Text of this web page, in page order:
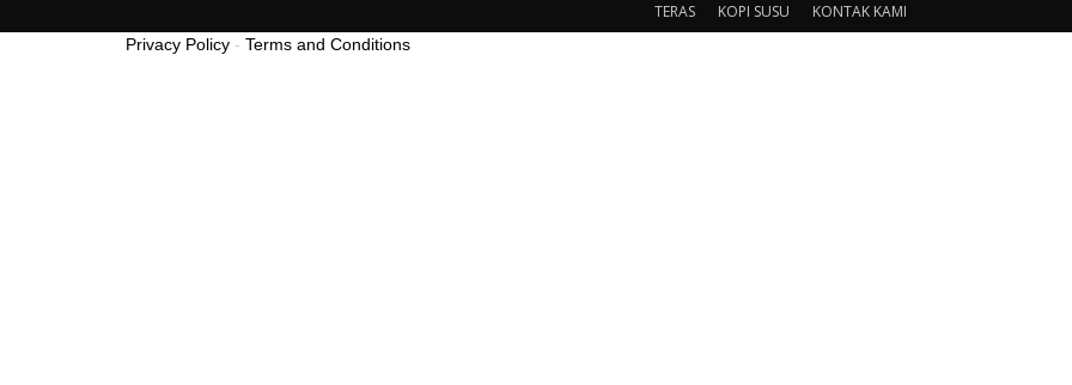
TERAS KOPI SUSU KONTAK KAMI
Privacy Policy - Terms and Conditions